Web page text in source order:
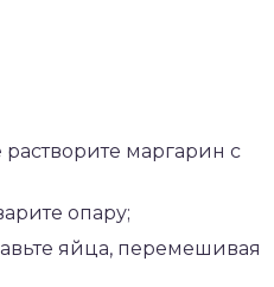
маргарин с
опару;
яйца, перемешивая